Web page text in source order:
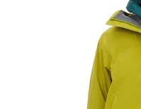
１．簡單：不需註冊會員、不需
２．便利：只要手機號碼，簡訊
３．安心：先確認商品／服務後
【「AFTEE先享後付」結帳流程】
１．於結帳方式選擇「AFTEE
結帳頁面，進行簡訊認證並確認
２．訂單成立數日內，您將收到
每筆NT$60，滿NT$1,000(
每筆NT$60，滿NT$1,000(含